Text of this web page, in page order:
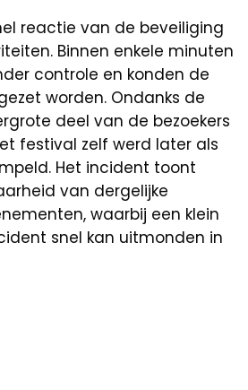
reactie van de beveiliging
Binnen enkele minuten
controle en konden de
worden. Ondanks de
deel van de bezoekers
festival zelf werd later als
Het incident toont
van dergelijke
waarbij een klein
snel kan uitmonden in